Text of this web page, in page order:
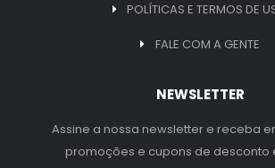
POLÍTICAS E TERMOS DE
FALE COM A GENTE
NEWSLETTER
Assine a nossa newsletter e receba
promoções e cupons de desconto